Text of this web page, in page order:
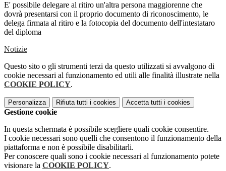
E' possibile delegare al ritiro un'altra persona maggiorenne che
dovrà presentarsi con il proprio documento di riconoscimento, le
delega firmata al ritiro e la fotocopia del documento dell'intestataro
del diploma
Notizie
Questo sito o gli strumenti terzi da questo utilizzati si avvalgono di
cookie necessari al funzionamento ed utili alle finalità illustrate nella
COOKIE POLICY.
Personalizza Rifiuta tutti i cookies Accetta tutti i cookies
Gestione cookie
In questa schermata è possibile scegliere quali cookie consentire.
I cookie necessari sono quelli che consentono il funzionamento della
piattaforma e non è possibile disabilitarli.
Per conoscere quali sono i cookie necessari al funzionamento potete
visionare la COOKIE POLICY.